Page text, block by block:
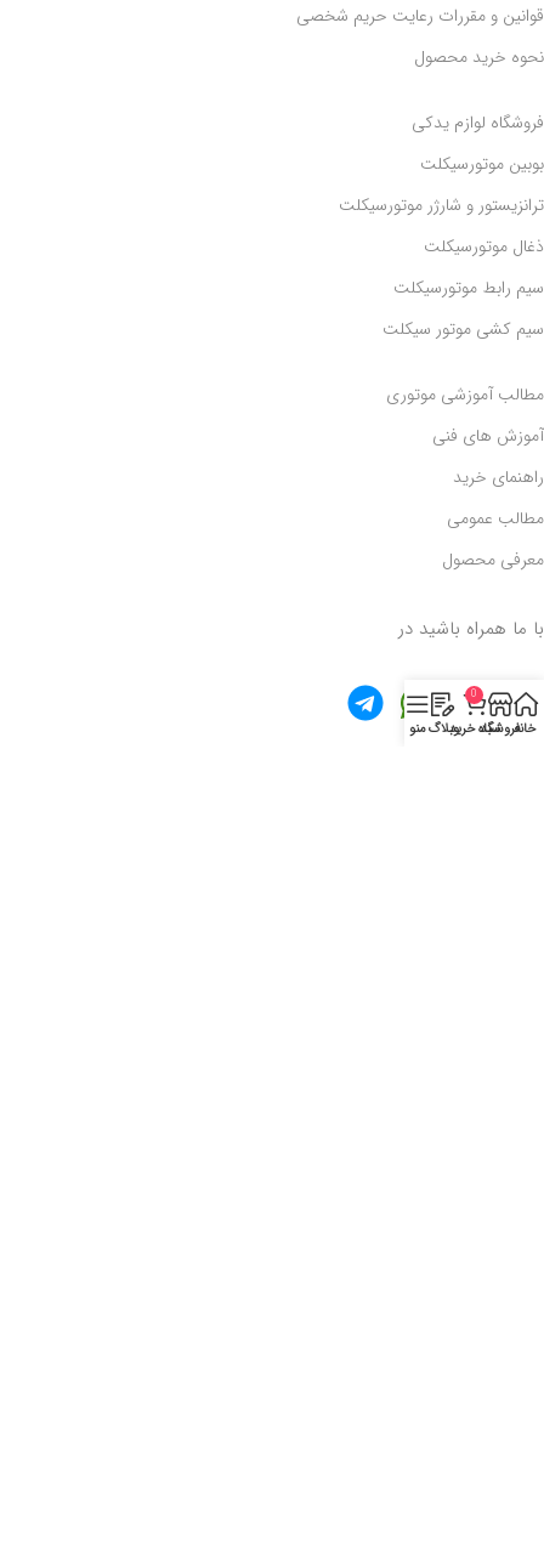
قوانین و مقررات رعايت حريم شخصی
نحوه خرید محصول
فروشگاه لوازم یدکی
بوبین موتورسیکلت
ترانزیستور و شارژر موتورسیکلت
ذغال موتورسیکلت
سیم رابط موتورسیکلت
سیم کشی موتور سیکلت
مطالب آموزشی موتوری
آموزش های فنی
راهنمای خرید
مطالب عمومی
معرفی محصول
با ما همراه باشید در
خانهفروشگاه
0
سبد خریدوبلاگمنو